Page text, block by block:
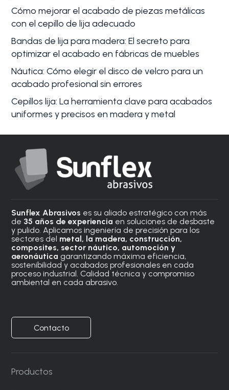
Cómo mejorar el acabado de piezas metálicas
con el cepillo de lija adecuado
Bandas de lija para madera: El secreto para
optimizar el acabado en fábricas de muebles
Náutica: Cómo elegir el disco de velcro para un
acabado profesional sin errores
Cepillos lija: La herramienta clave para acabados
uniformes y precisos en madera y metal
Sunflex Abrasivos es su aliado estratégico con más
de 35 años de experiencia en soluciones de desbaste
y pulido. Aplicamos ingeniería de precisión para los
sectores del metal, la madera, construcción,
composites, sector náutico, automoción y
aeronáutica garantizando máxima eficiencia,
sostenibilidad y acabados profesionales en cada
proceso industrial. Calidad técnica y compromiso
ambiental en cada abrasivo.
Contacto
Productos